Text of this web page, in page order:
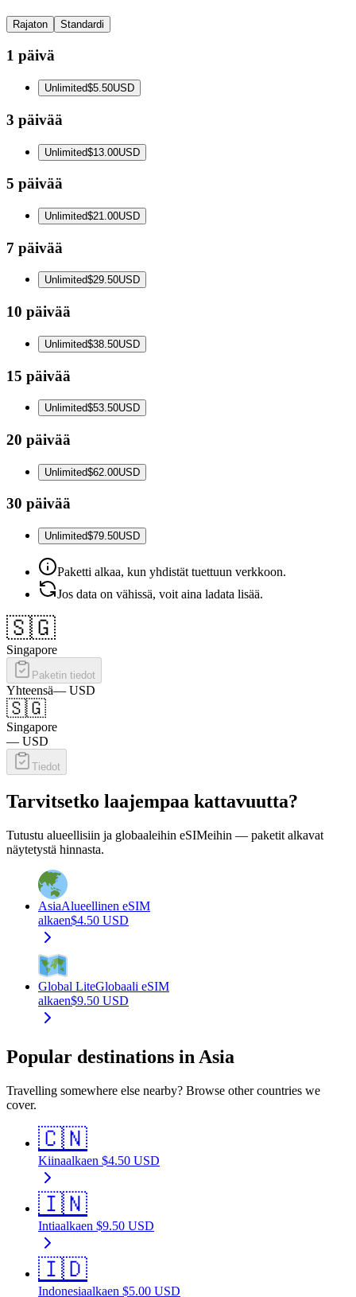
Rajaton Standardi
1 päivä
Unlimited$5.50USD
3 päivää
Unlimited$13.00USD
5 päivää
Unlimited$21.00USD
7 päivää
Unlimited$29.50USD
10 päivää
Unlimited$38.50USD
15 päivää
Unlimited$53.50USD
20 päivää
Unlimited$62.00USD
30 päivää
Unlimited$79.50USD
Paketti alkaa, kun yhdistät tuettuun verkkoon.
Jos data on vähissä, voit aina ladata lisää.
🇸🇬
Singapore
Paketin tiedot
Yhteensä— USD
🇸🇬
Singapore
— USD
Tiedot
Tarvitsetko laajempaa kattavuutta?
Tutustu alueellisiin ja globaaleihin eSIMeihin — paketit alkavat
näytetystä hinnasta.
AsiaAlueellinen eSIM
alkaen$4.50 USD
Global LiteGlobaali eSIM
alkaen$9.50 USD
Popular destinations in Asia
Travelling somewhere else nearby? Browse other countries we
cover.
🇨🇳
Kiinaalkaen $4.50 USD
🇮🇳
Intiaalkaen $9.50 USD
🇮🇩
Indonesiaalkaen $5.00 USD